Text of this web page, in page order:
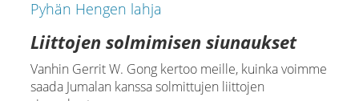
Liittojen solmimisen siunaukset
Vanhin Gerrit W. Gong kertoo meille, kuinka voimme
saada Jumalan kanssa solmittujen liittojen